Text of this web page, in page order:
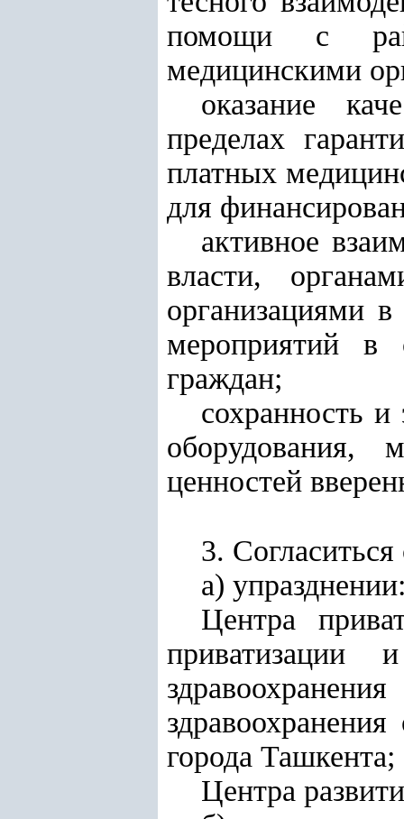
помощи с
медицинскими
оказание
пределах
платных
для
активное
власти,
организациями
мероприятий в
граждан;
сохранность
оборудования,
ценностей
3.
а)
Центра
приватизации
города Ташкента;
Центра